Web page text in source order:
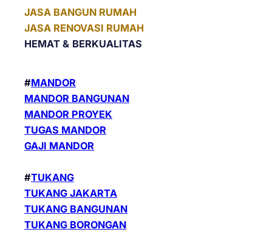
JASA BANGUN RUMAH
JASA RENOVASI RUMAH
HEMAT & BERKUALITAS
#MANDOR
MANDOR BANGUNAN
MANDOR PROYEK
TUGAS MANDOR
GAJI MANDOR
#TUKANG
TUKANG JAKARTA
TUKANG BANGUNAN
TUKANG BORONGAN